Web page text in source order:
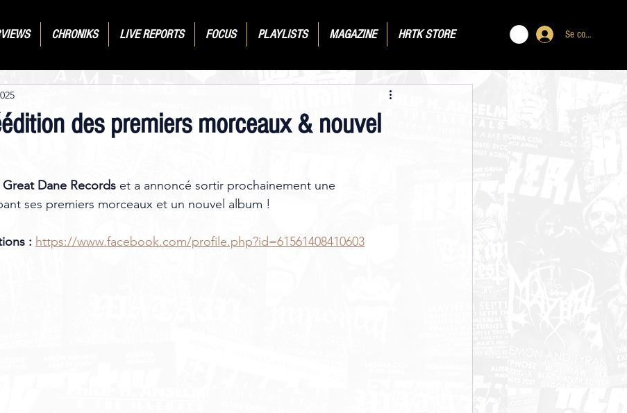
Se connecter
CHRONIKS LIVE REPORTS FOCUS PLAYLISTS MAGAZINE HRTK STORE
des premiers morceaux & nouvel
Great Dane Records et a annoncé sortir prochainement une
ses premiers morceaux et un nouvel album !
: https://www.facebook.com/profile.php?id=61561408410603